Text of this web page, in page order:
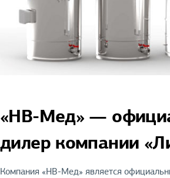
«НВ-Мед» —
дилер компании
Компания «НВ-Мед» является